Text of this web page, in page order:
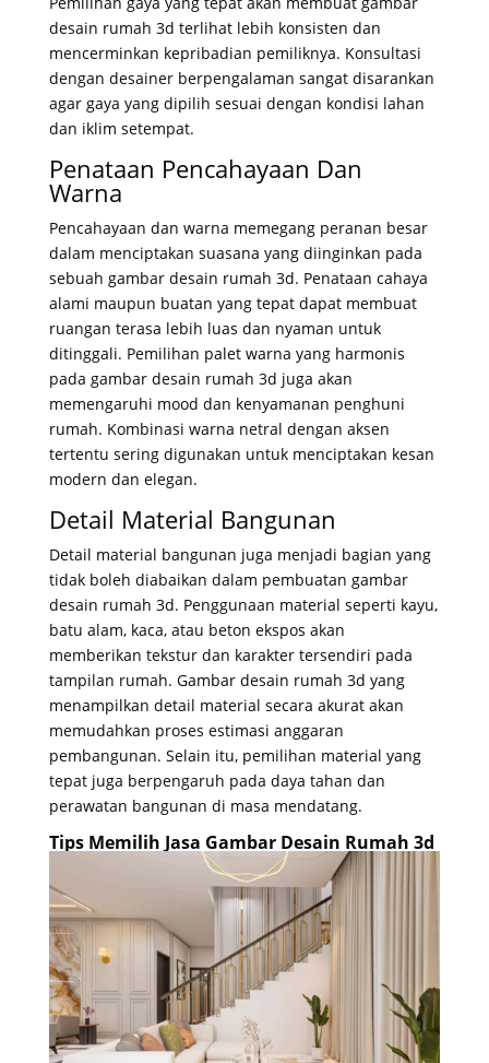
desain rumah 3d terlihat lebih konsisten dan
mencerminkan kepribadian pemiliknya. Konsultasi
dengan desainer berpengalaman sangat disarankan
agar gaya yang dipilih sesuai dengan kondisi lahan
dan iklim setempat.
Penataan Pencahayaan Dan
Warna
Pencahayaan dan warna memegang peranan besar
dalam menciptakan suasana yang diinginkan pada
sebuah gambar desain rumah 3d. Penataan cahaya
alami maupun buatan yang tepat dapat membuat
ruangan terasa lebih luas dan nyaman untuk
ditinggali. Pemilihan palet warna yang harmonis
pada gambar desain rumah 3d juga akan
memengaruhi mood dan kenyamanan penghuni
rumah. Kombinasi warna netral dengan aksen
tertentu sering digunakan untuk menciptakan kesan
modern dan elegan.
Detail Material Bangunan
Detail material bangunan juga menjadi bagian yang
tidak boleh diabaikan dalam pembuatan gambar
desain rumah 3d. Penggunaan material seperti kayu,
batu alam, kaca, atau beton ekspos akan
memberikan tekstur dan karakter tersendiri pada
tampilan rumah. Gambar desain rumah 3d yang
menampilkan detail material secara akurat akan
memudahkan proses estimasi anggaran
pembangunan. Selain itu, pemilihan material yang
tepat juga berpengaruh pada daya tahan dan
perawatan bangunan di masa mendatang.
Tips Memilih Jasa Gambar Desain Rumah 3d